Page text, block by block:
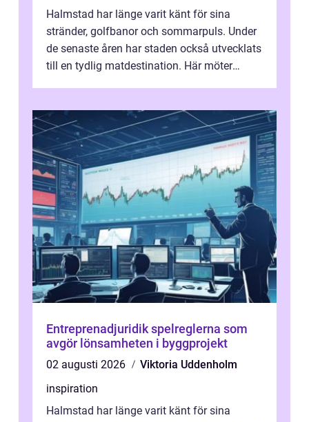
Halmstad har länge varit känt för sina
stränder, golfbanor och sommarpuls. Under
de senaste åren har staden också utvecklats
till en tydlig matdestination. Här möter
Entreprenadjuridik spelreglerna som
avgör lönsamheten i byggprojekt
02 augusti 2026
Viktoria Uddenholm
inspiration
Halmstad har länge varit känt för sina